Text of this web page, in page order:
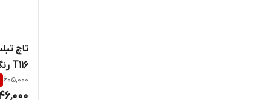
T116 رنگ سفید
605,000